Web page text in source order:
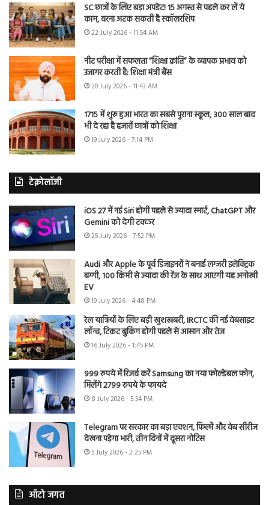
SC छात्रों के लिए बड़ा अपडेट! 15 अगस्त से पहले कर लें ये
काम, वरना अटक सकती है स्कॉलरशिप
22 July 2026 - 11:54 AM
नीट परीक्षा में सफलता “शिक्षा क्रांति” के व्यापक प्रभाव को
उजागर करती है: शिक्षा मंत्री बैंस
20 July 2026 - 11:43 AM
1715 में शुरू हुआ भारत का सबसे पुराना स्कूल, 300 साल बाद
भी दे रहा है हजारों छात्रों को शिक्षा
19 July 2026 - 7:14 PM
टेक्नोलॉजी
iOS 27 में नई Siri होगी पहले से ज्यादा स्मार्ट, ChatGPT और
Gemini को देगी टक्कर
25 July 2026 - 7:52 PM
Audi और Apple के पूर्व डिजाइनरों ने बनाई लग्जरी इलेक्ट्रिक
बग्गी, 100 किमी से ज्यादा की रेंज के साथ आएगी यह अनोखी
EV
19 July 2026 - 4:48 PM
रेल यात्रियों के लिए बड़ी खुशखबरी, IRCTC की नई वेबसाइट
लॉन्च, टिकट बुकिंग होगी पहले से आसान और तेज
16 July 2026 - 1:45 PM
999 रुपये में रिजर्व करें Samsung का नया फोल्डेबल फोन,
मिलेंगे 2799 रुपये के फायदे
8 July 2026 - 5:54 PM
Telegram पर सरकार का बड़ा एक्शन, फिल्में और वेब सीरीज
देखना पड़ेगा भारी, तीन दिनों में दूसरा नोटिस
5 July 2026 - 2:25 PM
ऑटो जगत